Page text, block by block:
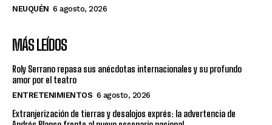
NEUQUÉN 6 agosto, 2026
MÁS LEÍDOS
Roly Serrano repasa sus anécdotas internacionales y su profundo
amor por el teatro
ENTRETENIMIENTOS 6 agosto, 2026
Extranjerización de tierras y desalojos exprés: la advertencia de